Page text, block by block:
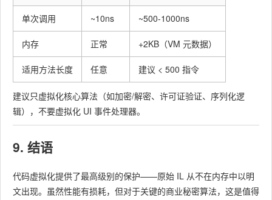
单次调用 ~10ns ~500-1000ns
内存 正常 +2KB（VM 元数据）
适用方法长度 任意 建议 < 500 指令
建议只虚拟化核心算法（如加密/解密、许可证验证、序列化逻
辑），不要虚拟化 UI 事件处理器。
9. 结语
代码虚拟化提供了最高级别的保护——原始 IL 从不在内存中以明
文出现。虽然性能有损耗，但对于关键的商业秘密算法，这是值得